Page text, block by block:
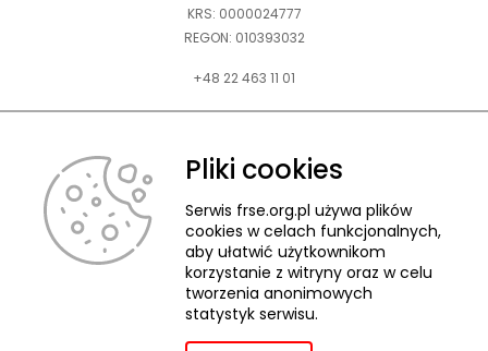
KRS: 0000024777
REGON: 010393032
+48 22 463 11 01
Zapraszamy do kontaktu telefonicznego w godz. 9-15.
kontakt@frse.org.pl
© 2026 Fundacja Rozwoju Systemu Edukacji
Ochrona danych osobowych
ZGŁASZANIE NARUSZEŃ
Pliki cookies
Serwis frse.org.pl używa plików
cookies w celach funkcjonalnych,
aby ułatwić użytkownikom
korzystanie z witryny oraz w celu
tworzenia anonimowych
statystyk serwisu.